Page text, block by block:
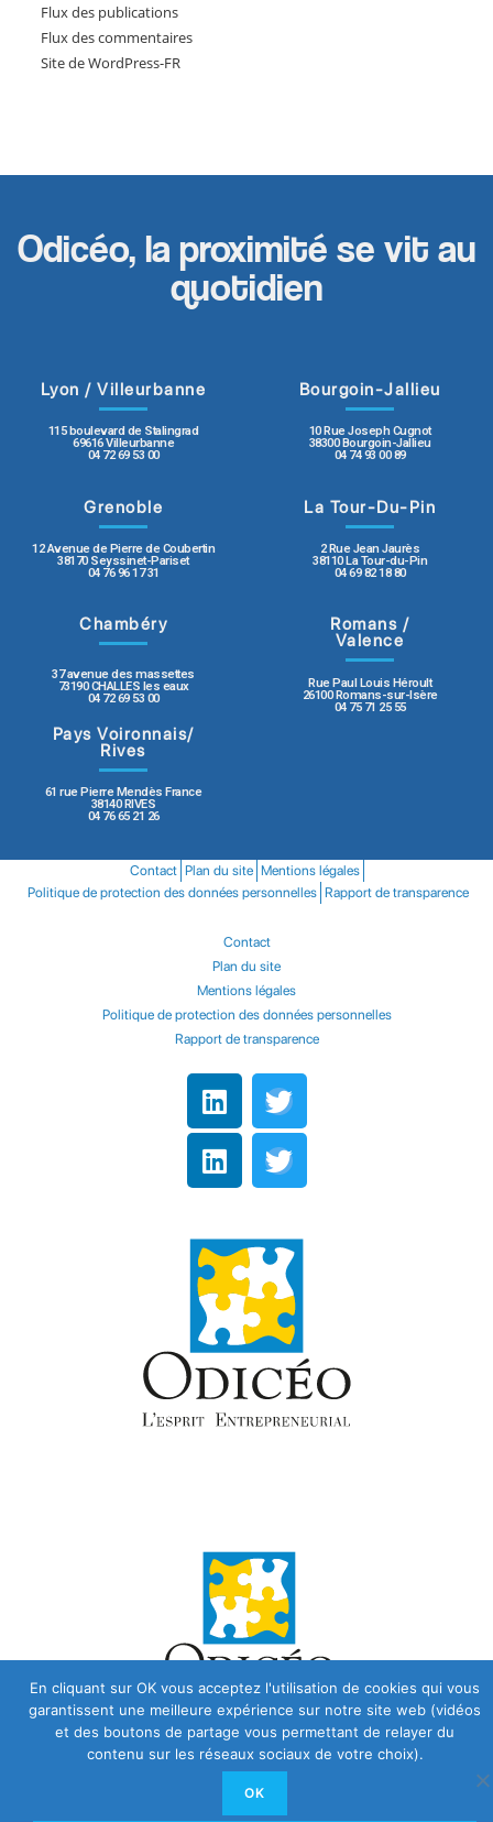
Flux des publications
Flux des commentaires
Site de WordPress-FR
Odicéo, la proximité se vit au
quotidien
Lyon / Villeurbanne
115 boulevard de Stalingrad
69616 Villeurbanne
04 72 69 53 00
Bourgoin-Jallieu
10 Rue Joseph Cugnot
38300 Bourgoin-Jallieu
04 74 93 00 89
Grenoble
12 Avenue de Pierre de Coubertin
38170 Seyssinet-Pariset
04 76 96 17 31
La Tour-Du-Pin
2 Rue Jean Jaurès
38110 La Tour-du-Pin
04 69 82 18 80
Chambéry
37 avenue des massettes
73190 CHALLES les eaux
04 72 69 53 00
Romans /
Valence
Rue Paul Louis Héroult
26100 Romans-sur-Isère
04 75 71 25 55
Pays Voironnais/
Rives
61 rue Pierre Mendès France
38140 RIVES
04 76 65 21 26
Contact Plan du site Mentions légales
Politique de protection des données personnelles Rapport de transparence
Contact
Plan du site
Mentions légales
Politique de protection des données personnelles
Rapport de transparence
En cliquant sur OK vous acceptez l'utilisation de cookies qui vous
garantissent une meilleure expérience sur notre site web (vidéos
et des boutons de partage vous permettant de relayer du
contenu sur les réseaux sociaux de votre choix).
OK